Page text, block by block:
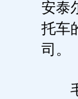
安泰
托车
司。
毛